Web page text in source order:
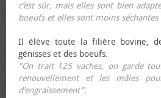
c’est sûr, mais elles sont bien
bœufs et elles sont moins séchantes
Il élève toute la filière bovine,
génisses et des bœufs.
"On trait 125 vaches, on garde
renouvellement et les mâles
d’engraissement".